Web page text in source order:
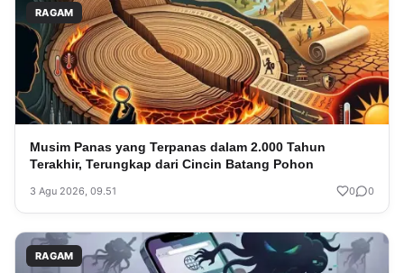
RAGAM
Musim Panas yang Terpanas dalam 2.000 Tahun
Terakhir, Terungkap dari Cincin Batang Pohon
3 Agu 2026, 09.51 0 0
RAGAM